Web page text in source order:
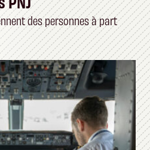
des personnes à part